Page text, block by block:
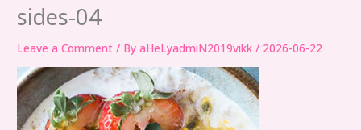
sides-04
Leave a Comment / ByaHeLyadmiN2019vikk/ 2026-06-22